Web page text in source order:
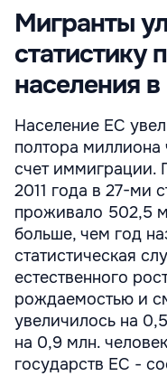
Мигранты
статистику
населения
Население ЕС
полтора миллиона
счет иммиграции.
2011 года в 27-ми
проживало 502,5
больше, чем год
статистическая
естественного
рождаемостью и
увеличилось на
на 0,9 млн.
государств ЕС -